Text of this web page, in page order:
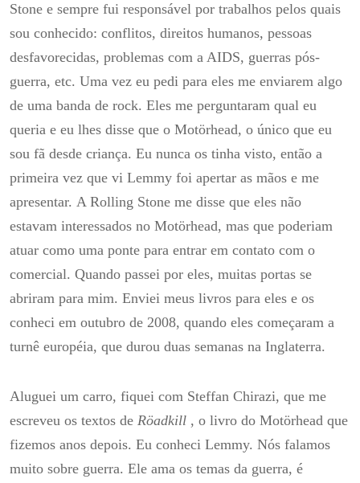
Stone e sempre fui responsável por trabalhos pelos quais
sou conhecido: conflitos, direitos humanos, pessoas
desfavorecidas, problemas com a AIDS, guerras pós-
guerra, etc. Uma vez eu pedi para eles me enviarem algo
de uma banda de rock. Eles me perguntaram qual eu
queria e eu lhes disse que o Motörhead, o único que eu
sou fã desde criança. Eu nunca os tinha visto, então a
primeira vez que vi Lemmy foi apertar as mãos e me
apresentar. A Rolling Stone me disse que eles não
estavam interessados ​​no Motörhead, mas que poderiam
atuar como uma ponte para entrar em contato com o
comercial. Quando passei por eles, muitas portas se
abriram para mim. Enviei meus livros para eles e os
conheci em outubro de 2008, quando eles começaram a
turnê européia, que durou duas semanas na Inglaterra.
Aluguei um carro, fiquei com Steffan Chirazi, que me
escreveu os textos de Röadkill , o livro do Motörhead que
fizemos anos depois. Eu conheci Lemmy. Nós falamos
muito sobre guerra. Ele ama os temas da guerra, é